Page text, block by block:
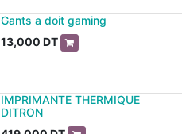
Gants a doit gaming
13,000 DT
IMPRIMANTE THERMIQUE
DITRON